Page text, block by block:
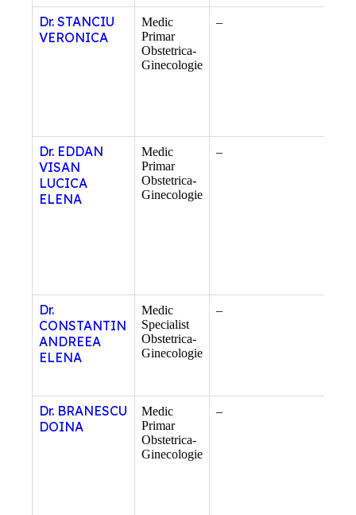
Dr. STANCIU
VERONICA
Medic
Primar
Obstetrica-
Ginecologie
–
Dr. EDDAN
VISAN
LUCICA
ELENA
Medic
Primar
Obstetrica-
Ginecologie
–
Dr.
CONSTANTIN
ANDREEA
ELENA
Medic
Specialist
Obstetrica-
Ginecologie
–
Dr. BRANESCU
DOINA
Medic
Primar
Obstetrica-
Ginecologie
–